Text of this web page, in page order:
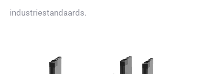
industriestandaards.